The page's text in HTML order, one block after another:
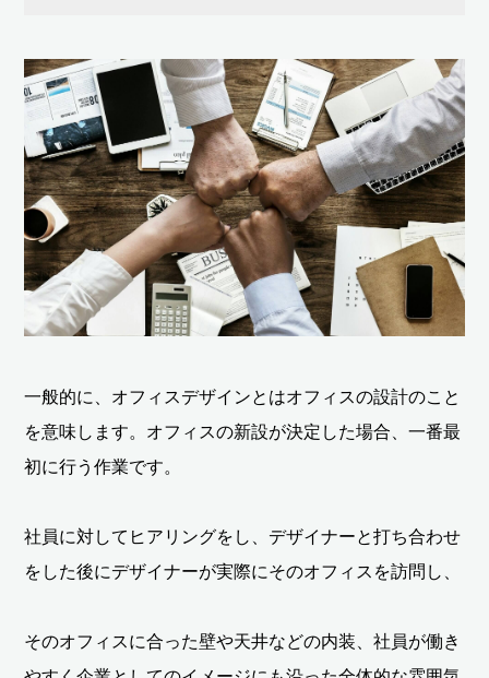
一般的に、オフィスデザインとはオフィスの設計のこと
を意味します。オフィスの新設が決定した場合、一番最
初に行う作業です。
社員に対してヒアリングをし、デザイナーと打ち合わせ
をした後にデザイナーが実際にそのオフィスを訪問し、
そのオフィスに合った壁や天井などの内装、社員が働き